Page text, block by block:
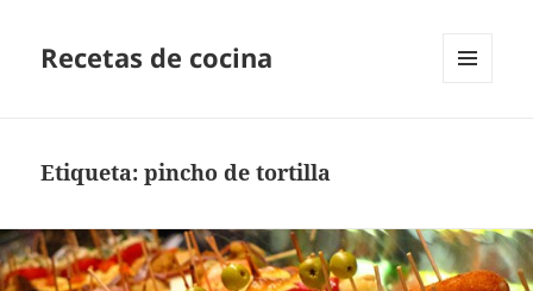
Recetas de cocina
Etiqueta:pincho de tortilla